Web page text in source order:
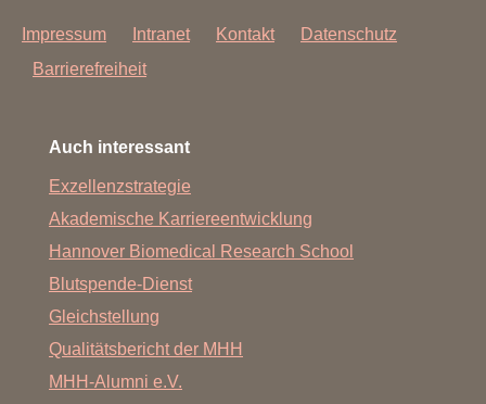
Impressum Intranet Kontakt
Datenschutz
Barrierefreiheit
Auch interessant
Exzellenzstrategie
Akademische Karriereentwicklung
Hannover Biomedical Research School
Blutspende-Dienst
Gleichstellung
Qualitätsbericht der MHH
MHH-Alumni e.V.